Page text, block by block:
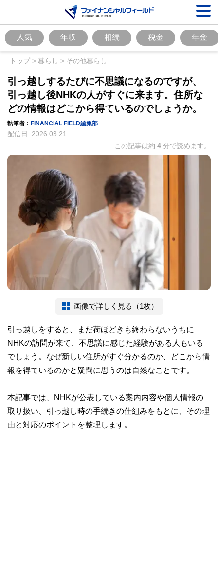
人気 年収 相続 税金 年金
トップ> 暮らし > その他暮らし
引っ越しするたびに不思議になるのですが、
引っ越し後NHKの人がすぐに来ます。住所な
どの情報はどこから得ているのでしょうか。
執筆者 : FINANCIAL FIELD編集部
配信日: 2026.03.21
この記事は約 4 分で読めます。
画像で詳しく見る（1枚）
引っ越しをすると、まだ荷ほどきも終わらないうちに
NHKの訪問が来て、不思議に感じた経験がある人もいる
でしょう。なぜ新しい住所がすぐ分かるのか、どこから情
報を得ているのかと疑問に思うのは自然なことです。
本記事では、NHKが公表している案内内容や個人情報の
取り扱い、引っ越し時の手続きの仕組みをもとに、その理
由と対応のポイントを整理します。